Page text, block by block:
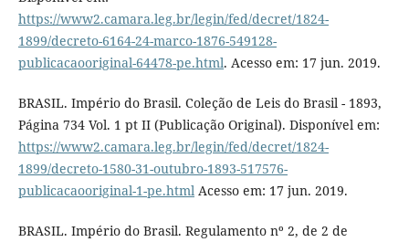
https://www2.camara.leg.br/legin/fed/decret/1824-
1899/decreto-6164-24-marco-1876-549128-
publicacaooriginal-64478-pe.html. Acesso em: 17 jun. 2019.
BRASIL. Império do Brasil. Coleção de Leis do Brasil - 1893,
Página 734 Vol. 1 pt II (Publicação Original). Disponível em:
https://www2.camara.leg.br/legin/fed/decret/1824-
1899/decreto-1580-31-outubro-1893-517576-
publicacaooriginal-1-pe.htmlAcesso em: 17 jun. 2019.
BRASIL. Império do Brasil. Regulamento nº 2, de 2 de